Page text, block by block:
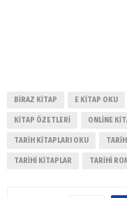
BIRAZ KITAP E KITAP OKU
KITAP ÖZETLERI ONLINE
TARIH KITAPLARI OKU
TARIHI KITAPLAR TARIHI